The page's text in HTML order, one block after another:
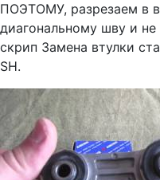
ПОЭТОМУ, разрезаем в
диагональному шву и
скрип Замена втулки
SH.